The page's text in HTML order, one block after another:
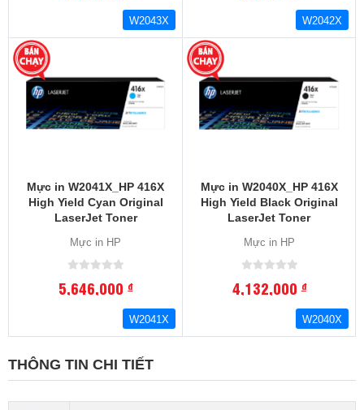
W2043X W2042X
Mực in W2041X_HP 416X
High Yield Cyan Original
LaserJet Toner
Trang In:6000.Máy In
Tương ThíchM454, M479
Mực in HP
5,646,000đ
W2041X
Mực in W2040X_HP 416X
High Yield Black Original
LaserJet Toner
Trang In:6000.Máy In
Tương ThíchM454, M479
Mực in HP
4,132,000đ
W2040X
THÔNG TIN CHI TIẾT